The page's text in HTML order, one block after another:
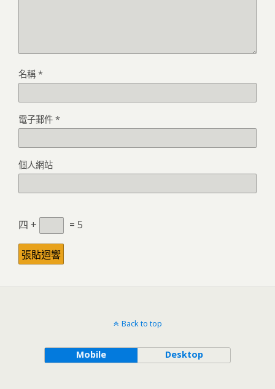
名稱 *
電子郵件 *
個人網站
四 + = 5
Back to top
Mobile Desktop